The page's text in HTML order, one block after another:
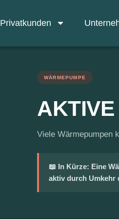
Privatkunden
WÄRMEPUMPE
Viele Wärmepumpen
📖 In Kürze: Eine
aktiv durch Umkehr